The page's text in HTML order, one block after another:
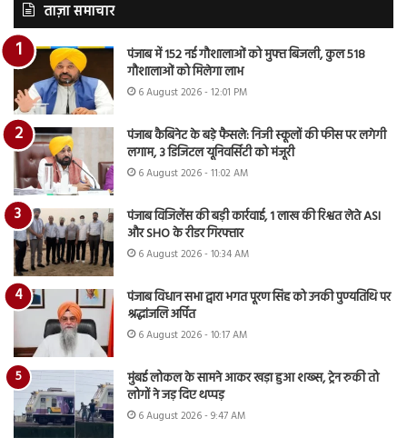
ताज़ा समाचार
पंजाब में 152 नई गौशालाओं को मुफ्त बिजली, कुल 518
गौशालाओं को मिलेगा लाभ
6 August 2026 - 12:01 PM
पंजाब कैबिनेट के बड़े फैसले: निजी स्कूलों की फीस पर लगेगी
लगाम, 3 डिजिटल यूनिवर्सिटी को मंजूरी
6 August 2026 - 11:02 AM
पंजाब विजिलेंस की बड़ी कार्रवाई, 1 लाख की रिश्वत लेते ASI
और SHO के रीडर गिरफ्तार
6 August 2026 - 10:34 AM
पंजाब विधान सभा द्वारा भगत पूरण सिंह को उनकी पुण्यतिथि पर
श्रद्धांजलि अर्पित
6 August 2026 - 10:17 AM
मुंबई लोकल के सामने आकर खड़ा हुआ शख्स, ट्रेन रुकी तो
लोगों ने जड़ दिए थप्पड़
6 August 2026 - 9:47 AM